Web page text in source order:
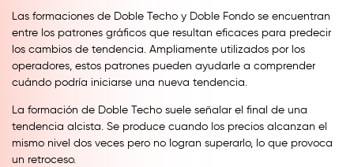
Las formaciones de Doble Techo y Doble Fondo se encuentran
entre los patrones gráficos que resultan eficaces para predecir
los cambios de tendencia. Ampliamente utilizados por los
operadores, estos patrones pueden ayudarle a comprender
cuándo podría iniciarse una nueva tendencia.
La formación de Doble Techo suele señalar el final de una
tendencia alcista. Se produce cuando los precios alcanzan el
mismo nivel dos veces pero no logran superarlo, lo que provoca
un retroceso.